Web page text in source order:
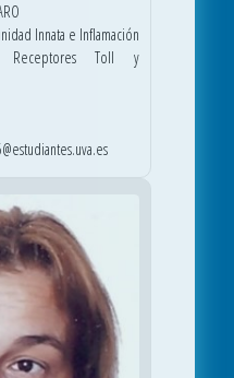
Innata e Inflamación
Receptores Toll y